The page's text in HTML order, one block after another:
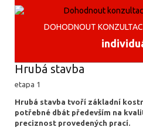
DOHODNOUT
Hrubá stavba
etapa 1
Hrubá stavba tvoří základní
potřebné dbát především na
preciznost provedených prací.